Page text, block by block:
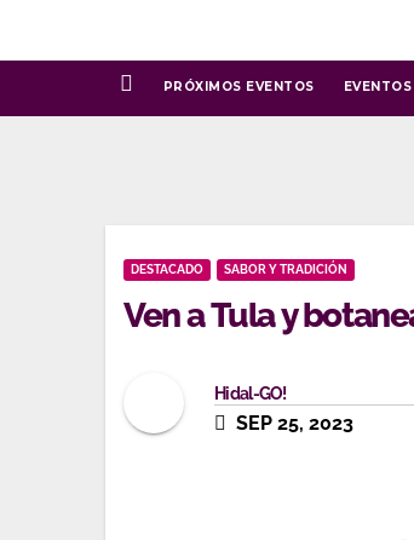
PRÓXIMOS EVENTOS
DESTACADO SABOR Y TRADICIÓN
Ven a Tula y
Hidal-GO!
SEP 25, 2023